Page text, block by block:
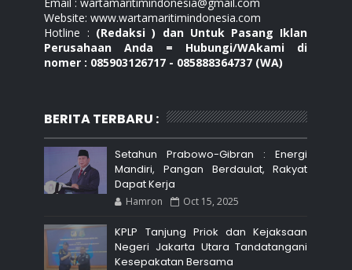
Website: www.wartamaritimindonesia.com
Hotline : (Redaksi ) dan Untuk Pasang Iklan
Perusahaan Anda = Hubungi/WAkami di
nomer : 085903126717 - 085888364737 (WA)
BERITA TERBARU :
Setahun Prabowo-Gibran : Energi
Mandiri, Pangan Berdaulat, Rakyat
Dapat Kerja
Hamron Oct 15, 2025
KPLP Tanjung Priok dan Kejaksaan
Negeri Jakarta Utara Tandatangani
Kesepakatan Bersama